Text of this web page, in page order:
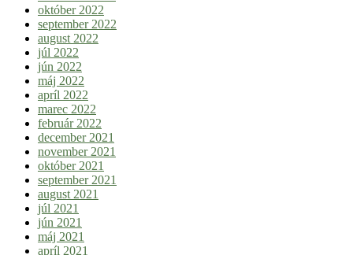
október 2022
september 2022
august 2022
júl 2022
jún 2022
máj 2022
apríl 2022
marec 2022
február 2022
december 2021
november 2021
október 2021
september 2021
august 2021
júl 2021
jún 2021
máj 2021
apríl 2021